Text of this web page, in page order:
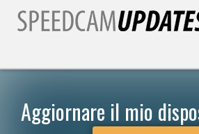
Aggiornare il mio